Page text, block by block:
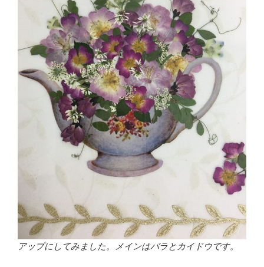
アップにしてみました。メインはバラとカイドウです。